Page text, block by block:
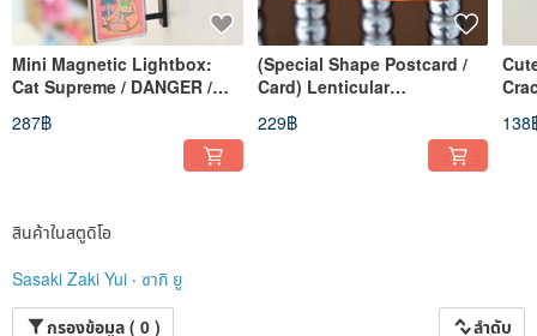
Mini Magnetic Lightbox:
Cat Supreme / DANGER /
RELAX
287฿
(Special Shape Postcard /
Card) Lenticular
Material_Fortune Cat's
Blessing
229฿
138
สินค้าในสตูดิโอ
Sasaki Zaki Yui ‧ ซากิ ยู
กรองข้อมูล ( 0 )
ลำดับ